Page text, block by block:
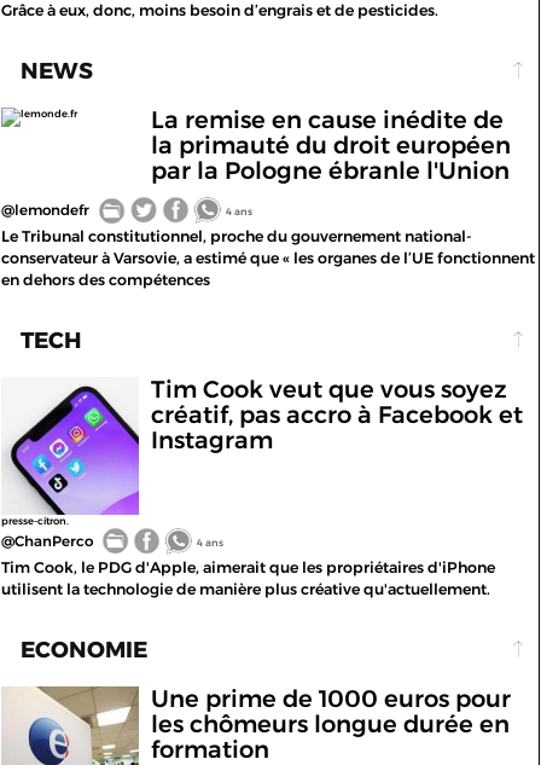
Grâce à eux, donc, moins besoin d’engrais et de pesticides.
NEWS
lemonde.fr
La remise en cause inédite de
la primauté du droit européen
par la Pologne ébranle l'Union
@lemondefr 4 ans
Le Tribunal constitutionnel, proche du gouvernement national-
conservateur à Varsovie, a estimé que « les organes de l’UE fonctionnent
en dehors des compétences
TECH
presse-citron.
Tim Cook veut que vous soyez
créatif, pas accro à Facebook et
Instagram
@ChanPerco 4 ans
Tim Cook, le PDG d'Apple, aimerait que les propriétaires d'iPhone
utilisent la technologie de manière plus créative qu'actuellement.
ECONOMIE
Une prime de 1000 euros pour
les chômeurs longue durée en
formation